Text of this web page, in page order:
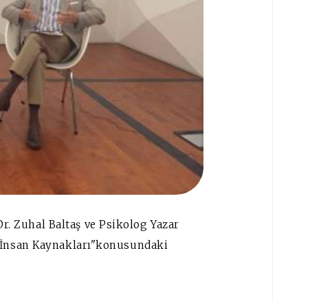
Zuhal Baltaş ve Psikolog Yazar
İnsan Kaynakları"konusundaki